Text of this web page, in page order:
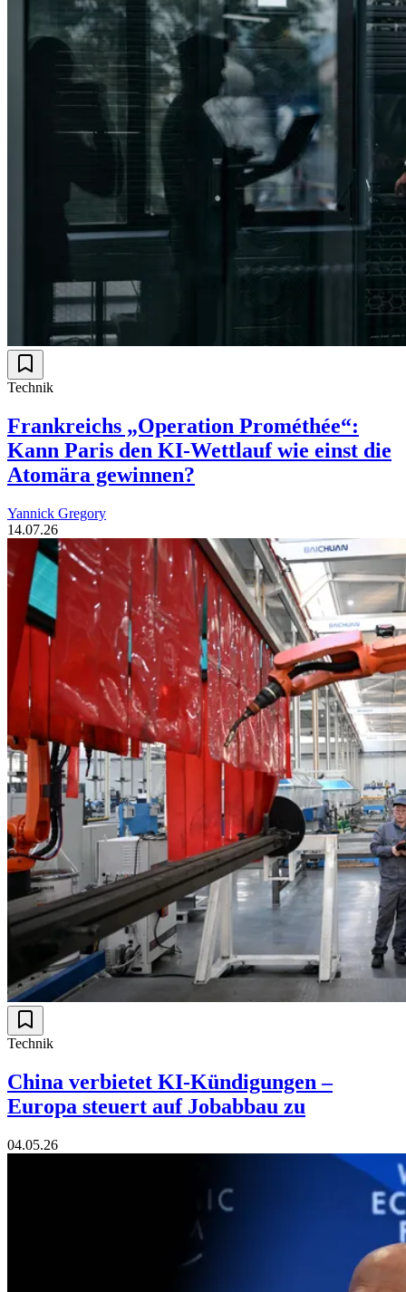
Technik
Frankreichs „Operation Prométhée“:
Kann Paris den KI-Wettlauf wie einst die
Atomära gewinnen?
Yannick Gregory
14.07.26
Technik
China verbietet KI-Kündigungen –
Europa steuert auf Jobabbau zu
04.05.26